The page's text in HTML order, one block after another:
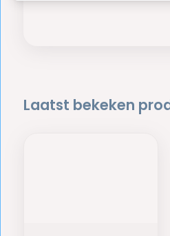
Laatst bekeken